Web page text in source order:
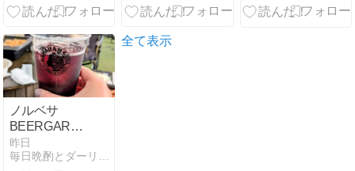
イスにピーマ
ノルベサ
BEERGARDEN&BBQ
THE CAMP
昨日
毎日晩酌とダーリンご飯
全て表示